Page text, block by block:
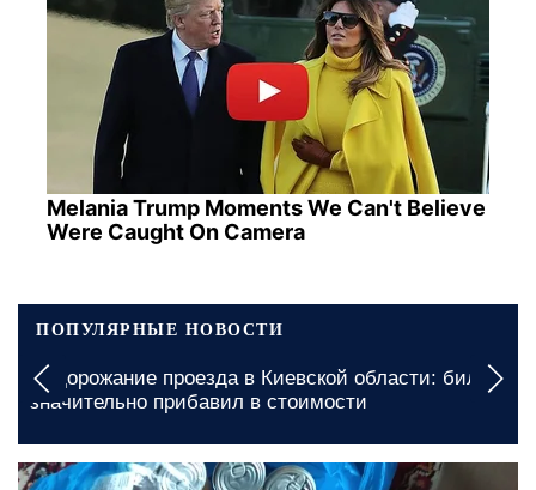
Melania Trump Moments We Can't Believe
Were Caught On Camera
ПОПУЛЯРНЫЕ НОВОСТИ
Денежная помощь для пенсионеров в
Харьковской области: какую процедуру
необходимо пройти для получения выплат
сегодня, 15:00